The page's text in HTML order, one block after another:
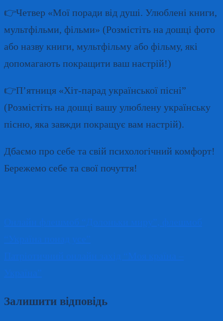
👉Четвер «Мої поради від душі. Улюблені книги,
мультфільми, фільми» (Розмістіть на дошці фото
або назву книги, мультфільму або фільму, які
допомагають покращити ваш настрій!)
👉П’ятниця «Хіт-парад української пісні”
(Розмістіть на дошці вашу улюблену українську
пісню, яка завжди покращує вам настрій).
Дбаємо про себе та свій психологічний комфорт!
Бережемо себе та свої почуття!
Залишити відповідь